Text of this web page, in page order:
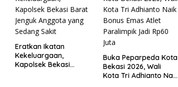
Eratkan Ikatan
Kekeluargaan,
Kapolsek Bekasi
Buka Peparpeda Kota
Bekasi 2026, Wali
Kota Tri Adhianto Naik